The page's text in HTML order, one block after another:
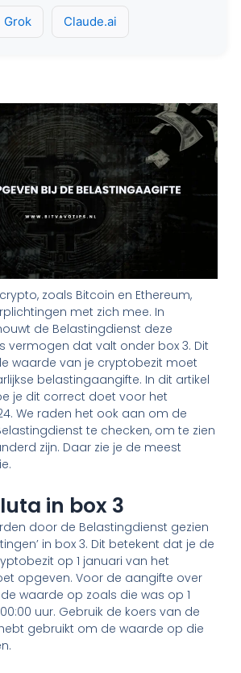
Grok Claude.ai
zoals Bitcoin en Ethereum,
met zich mee. In
de Belastingdienst deze
vermogen dat valt onder box 3. Dit
waarde van je cryptobezit moet
belastingaangifte. In dit artikel
je dit correct doet voor het
We raden het ook aan om de
te checken, om te zien
zijn. Daar zie je de meest
in box 3
door de Belastingdienst gezien
in box 3. Dit betekent dat je de
op 1 januari van het
opgeven. Voor de aangifte over
waarde op zoals die was op 1
uur. Gebruik de koers van de
gebruikt om de waarde op die